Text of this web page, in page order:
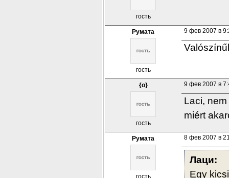
гость
Румата
гость
9 фев 2007 в
{o}
гость
9 фев 2007 в
Laci,
miért
Румата
гость
8 фев 2007 в
Лаци:
Egy